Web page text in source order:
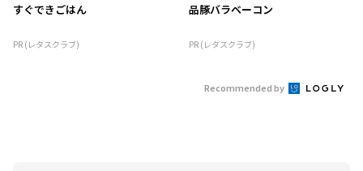
すぐできごはん
PR (レタスクラブ)
品豚バラベーコン
PR (レタスクラブ)
Recommended by